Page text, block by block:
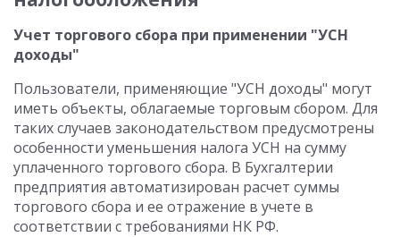
Учет торгового сбора при применении "УСН
доходы"
Пользователи, применяющие "УСН доходы" могут
иметь объекты, облагаемые торговым сбором. Для
таких случаев законодательством предусмотрены
особенности уменьшения налога УСН на сумму
уплаченного торгового сбора. В Бухгалтерии
предприятия автоматизирован расчет суммы
торгового сбора и ее отражение в учете в
соответствии с требованиями НК РФ.